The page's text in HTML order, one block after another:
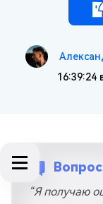
16:39:24
Вопрос
“Я получаю